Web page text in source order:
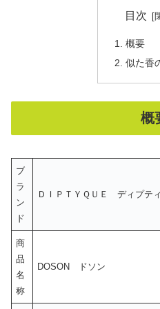
目次
概要
似た香
概
ブ
ラ
ン
ド
ＤＩＰＴＹＱＵＥ ディプテ
商
品
名
称
DOSON ドソン